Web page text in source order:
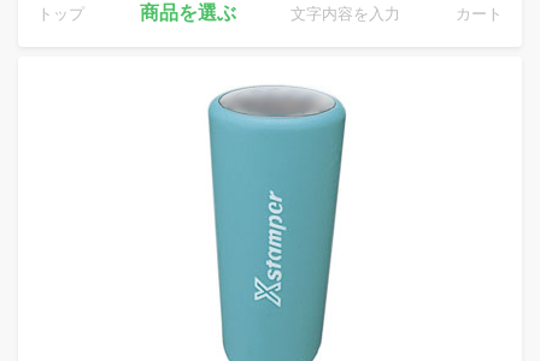
トップ 商品を選ぶ 文字内容を入力 カート